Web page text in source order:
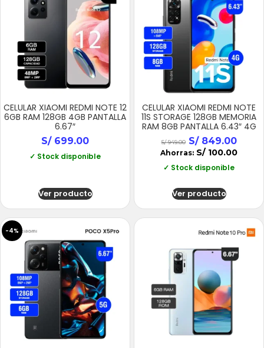
CELULAR XIAOMI REDMI NOTE 12
6GB RAM 128GB 4GB PANTALLA
6.67″
S/699.00
✓ Stock disponible
Ver producto
CELULAR XIAOMI REDMI NOTE
11S STORAGE 128GB MEMORIA
RAM 8GB PANTALLA 6.43″ 4G
S/949.00 S/849.00
Ahorras: S/ 100.00
✓ Stock disponible
Ver producto
-4%